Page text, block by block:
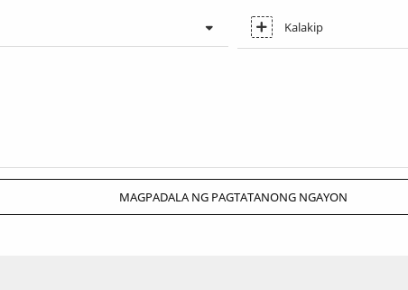
Kalakip
MAGPADALA NG PAGTATANONG NGAYON